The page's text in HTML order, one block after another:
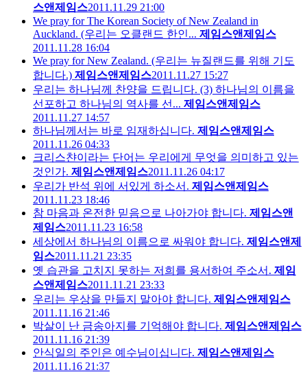
스앤제임스2011.11.29 21:00
We pray for The Korean Society of New Zealand in
Auckland. (우리는 오클랜드 한인... 제임스앤제임스
2011.11.28 16:04
We pray for New Zealand. (우리는 뉴질랜드를 위해 기도
합니다.) 제임스앤제임스2011.11.27 15:27
우리는 하나님께 찬양을 드립니다. (3) 하나님의 이름을
선포하고 하나님의 역사를 선... 제임스앤제임스
2011.11.27 14:57
하나님께서는 바로 임재하십니다. 제임스앤제임스
2011.11.26 04:33
크리스챤이라는 단어는 우리에게 무엇을 의미하고 있는
것인가. 제임스앤제임스2011.11.26 04:17
우리가 반석 위에 서있게 하소서. 제임스앤제임스
2011.11.23 18:46
참 마음과 온전한 믿음으로 나아가야 합니다. 제임스앤
제임스2011.11.23 16:58
세상에서 하나님의 이름으로 싸워야 합니다. 제임스앤제
임스2011.11.21 23:35
옛 습관을 고치지 못하는 저희를 용서하여 주소서. 제임
스앤제임스2011.11.21 23:33
우리는 우상을 만들지 말아야 합니다. 제임스앤제임스
2011.11.16 21:46
박살이 난 금송아지를 기억해야 합니다. 제임스앤제임스
2011.11.16 21:39
안식일의 주인은 예수님이십니다. 제임스앤제임스
2011.11.16 21:37